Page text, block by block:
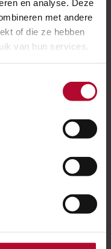
en analyse. Deze
met andere
of die ze hebben
van hun services.